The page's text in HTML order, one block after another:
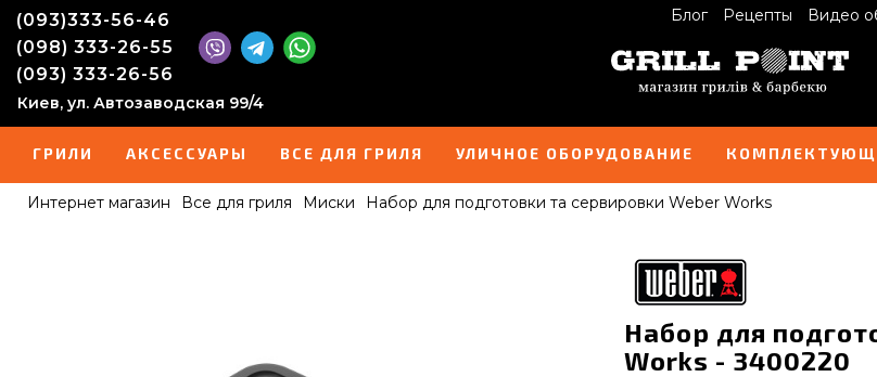
Блог Рецепты Видео
(093)333-56-46
(098) 333-26-55
(093) 333-26-56
Киев, ул. Автозаводская 99/4
ГРИЛИ АКСЕССУАРЫ ВСЕ ДЛЯ ГРИЛЯ УЛИЧНОЕ ОБОРУДОВАНИЕ
Интернет магазин Все для гриля Миски Набор для подготовки та сервировки Weber Works
Набор для
Works - 3400220